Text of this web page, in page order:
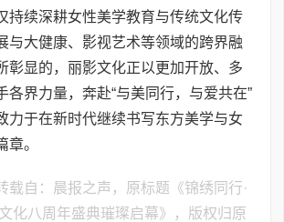
续深耕女性美学教育与传统文化传
与大健康、影视艺术等领域的跨界融
彰显的，丽影文化正以更加开放、多
各界力量，奔赴“与美同行，与爱共在”
力于在新时代继续书写东方美学与女
章。
载自：晨报之声，原标题《锦绣同行·
化八周年盛典璀璨启幕》，版权归原